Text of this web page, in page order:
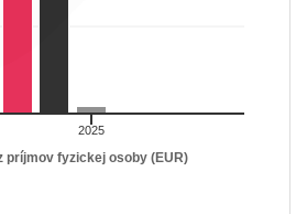
príjmov fyzickej osoby (EUR)
2025